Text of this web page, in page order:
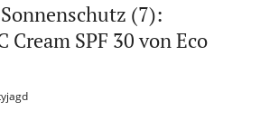
(7):
SPF 30 von Eco